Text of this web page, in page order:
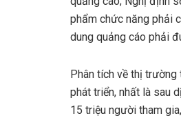
phẩm chức năng phải
dung quảng cáo phải
Phân tích về thị
phát triển, nhất là sau
15 triệu người tham